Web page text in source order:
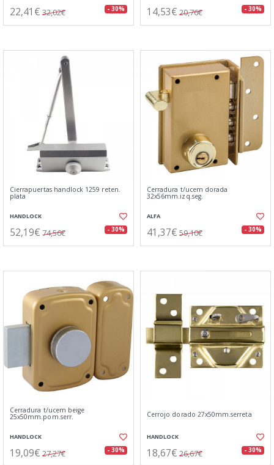
22,41€ 32,02€ - 30% 14,53€ 20,76€ - 30%
Cierrapuertas handlock 1259 reten.
plata
HANDLOCK
52,19€ 74,56€ - 30%
Cerradura t/ucem dorada
32x56mm.izq.seg.
ALFA
41,37€ 59,10€ - 30%
Cerradura t/ucem beige
25x50mm.pom.serr.
HANDLOCK
19,09€ 27,27€ - 30%
Cerrojo dorado 27x50mm.serreta
HANDLOCK
18,67€ 26,67€ - 30%